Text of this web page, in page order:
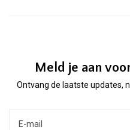
Meld je aan
Ontvang de laatste updates,